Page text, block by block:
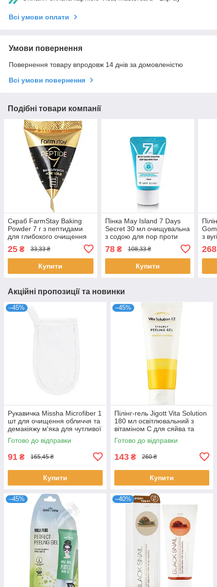
Всі умови оплати
Умови повернення
Повернення товару впродовж 14 днів за домовленістю
Всі умови повернення
Подібні товари компанії
Скраб FarmStay Baking
Powder 7 г з пептидами
для глибокого очищення
Фармстей
25 ₴ 33,33 ₴
Купити
Пінка May Island 7 Days
Secret 30 мл очищувальна
з содою для пор проти
Айленд
78₴ 108,33 ₴
Купити
з
пор
268
Акційні пропозиції та новинки
–45%
Рукавичка Missha Microfiber 1
шт для очищення обличчя та
демакіяжу м'яка для чутливої
шкіри Міша
Готово до відправки
91 ₴ 165,45 ₴
Купити
–45%
Пілінг-гель Jigott Vita Solution
180 мл освітлювальний з
вітаміном С для сяйва та
очищення шкіри Джигот
Готово до відправки
143 ₴ 260 ₴
Купити
–45% –40%